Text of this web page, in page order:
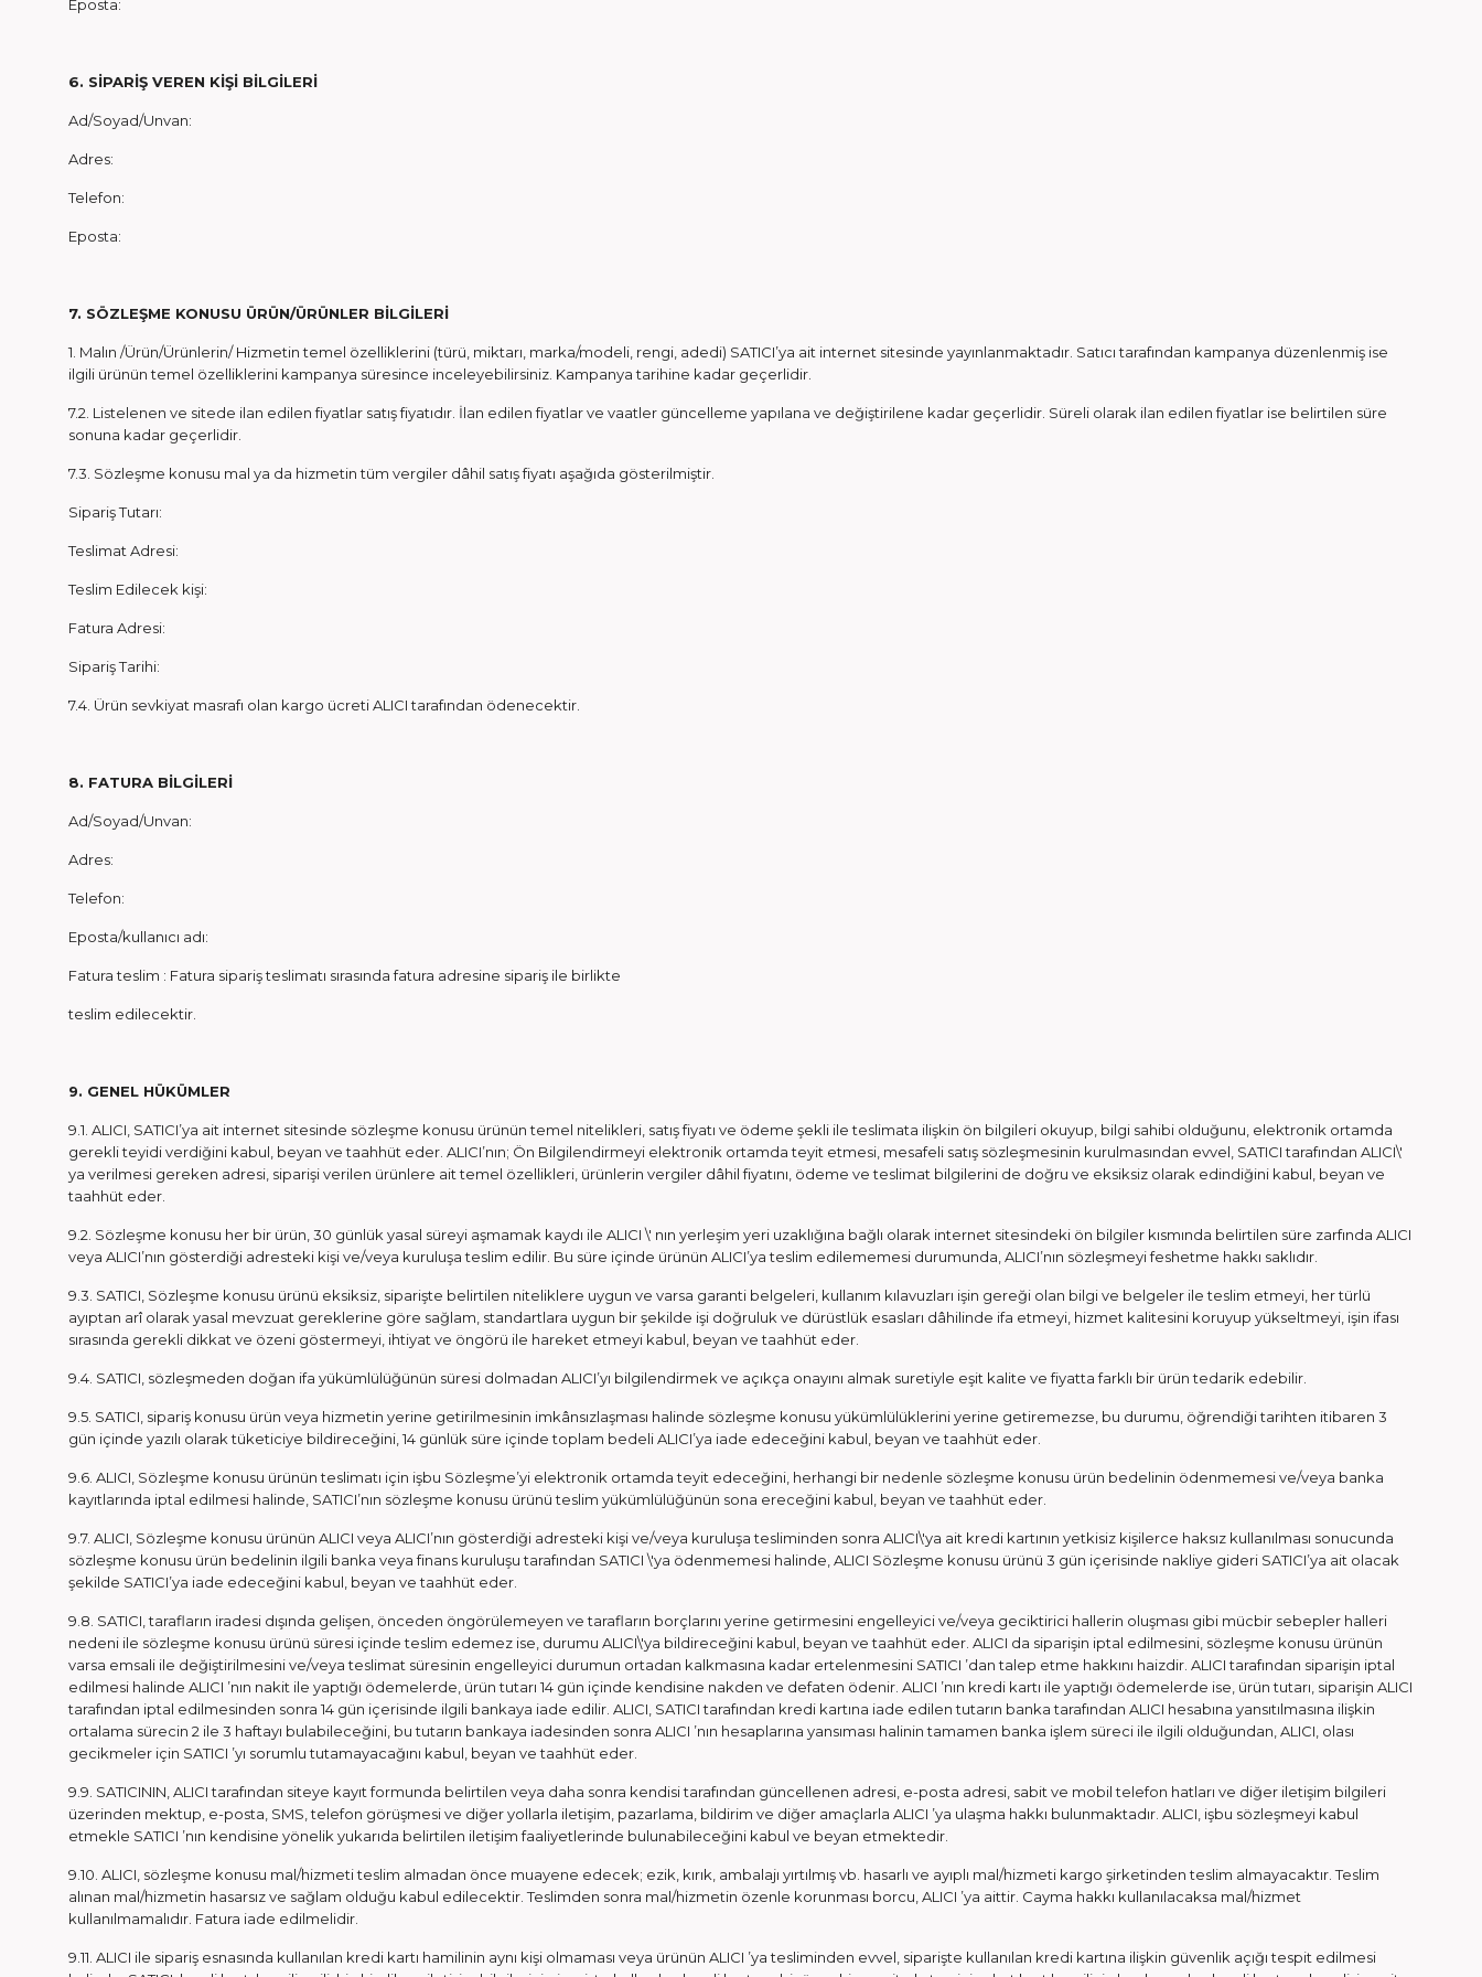
Eposta:
6. SİPARİŞ VEREN KİŞİ BİLGİLERİ
Ad/Soyad/Unvan:
Adres:
Telefon:
Eposta:
7. SÖZLEŞME KONUSU ÜRÜN/ÜRÜNLER BİLGİLERİ
1. Malın /Ürün/Ürünlerin/ Hizmetin temel özelliklerini (türü, miktarı, marka/modeli, rengi, adedi) SATICI’ya ait internet sitesinde yayınlanmaktadır. Satıcı tarafından kampanya düzenlenmiş ise
ilgili ürünün temel özelliklerini kampanya süresince inceleyebilirsiniz. Kampanya tarihine kadar geçerlidir.
7.2. Listelenen ve sitede ilan edilen fiyatlar satış fiyatıdır. İlan edilen fiyatlar ve vaatler güncelleme yapılana ve değiştirilene kadar geçerlidir. Süreli olarak ilan edilen fiyatlar ise belirtilen süre
sonuna kadar geçerlidir.
7.3. Sözleşme konusu mal ya da hizmetin tüm vergiler dâhil satış fiyatı aşağıda gösterilmiştir.
Sipariş Tutarı:
Teslimat Adresi:
Teslim Edilecek kişi:
Fatura Adresi:
Sipariş Tarihi:
7.4. Ürün sevkiyat masrafı olan kargo ücreti ALICI tarafından ödenecektir.
8. FATURA BİLGİLERİ
Ad/Soyad/Unvan:
Adres:
Telefon:
Eposta/kullanıcı adı:
Fatura teslim : Fatura sipariş teslimatı sırasında fatura adresine sipariş ile birlikte
teslim edilecektir.
9. GENEL HÜKÜMLER
9.1. ALICI, SATICI’ya ait internet sitesinde sözleşme konusu ürünün temel nitelikleri, satış fiyatı ve ödeme şekli ile teslimata ilişkin ön bilgileri okuyup, bilgi sahibi olduğunu, elektronik ortamda
gerekli teyidi verdiğini kabul, beyan ve taahhüt eder. ALICI’nın; Ön Bilgilendirmeyi elektronik ortamda teyit etmesi, mesafeli satış sözleşmesinin kurulmasından evvel, SATICI tarafından ALICI\'
ya verilmesi gereken adresi, siparişi verilen ürünlere ait temel özellikleri, ürünlerin vergiler dâhil fiyatını, ödeme ve teslimat bilgilerini de doğru ve eksiksiz olarak edindiğini kabul, beyan ve
taahhüt eder.
9.2. Sözleşme konusu her bir ürün, 30 günlük yasal süreyi aşmamak kaydı ile ALICI \' nın yerleşim yeri uzaklığına bağlı olarak internet sitesindeki ön bilgiler kısmında belirtilen süre zarfında ALICI
veya ALICI’nın gösterdiği adresteki kişi ve/veya kuruluşa teslim edilir. Bu süre içinde ürünün ALICI’ya teslim edilememesi durumunda, ALICI’nın sözleşmeyi feshetme hakkı saklıdır.
9.3. SATICI, Sözleşme konusu ürünü eksiksiz, siparişte belirtilen niteliklere uygun ve varsa garanti belgeleri, kullanım kılavuzları işin gereği olan bilgi ve belgeler ile teslim etmeyi, her türlü
ayıptan arî olarak yasal mevzuat gereklerine göre sağlam, standartlara uygun bir şekilde işi doğruluk ve dürüstlük esasları dâhilinde ifa etmeyi, hizmet kalitesini koruyup yükseltmeyi, işin ifası
sırasında gerekli dikkat ve özeni göstermeyi, ihtiyat ve öngörü ile hareket etmeyi kabul, beyan ve taahhüt eder.
9.4. SATICI, sözleşmeden doğan ifa yükümlülüğünün süresi dolmadan ALICI’yı bilgilendirmek ve açıkça onayını almak suretiyle eşit kalite ve fiyatta farklı bir ürün tedarik edebilir.
9.5. SATICI, sipariş konusu ürün veya hizmetin yerine getirilmesinin imkânsızlaşması halinde sözleşme konusu yükümlülüklerini yerine getiremezse, bu durumu, öğrendiği tarihten itibaren 3
gün içinde yazılı olarak tüketiciye bildireceğini, 14 günlük süre içinde toplam bedeli ALICI’ya iade edeceğini kabul, beyan ve taahhüt eder.
9.6. ALICI, Sözleşme konusu ürünün teslimatı için işbu Sözleşme’yi elektronik ortamda teyit edeceğini, herhangi bir nedenle sözleşme konusu ürün bedelinin ödenmemesi ve/veya banka
kayıtlarında iptal edilmesi halinde, SATICI’nın sözleşme konusu ürünü teslim yükümlülüğünün sona ereceğini kabul, beyan ve taahhüt eder.
9.7. ALICI, Sözleşme konusu ürünün ALICI veya ALICI’nın gösterdiği adresteki kişi ve/veya kuruluşa tesliminden sonra ALICI\'ya ait kredi kartının yetkisiz kişilerce haksız kullanılması sonucunda
sözleşme konusu ürün bedelinin ilgili banka veya finans kuruluşu tarafından SATICI \'ya ödenmemesi halinde, ALICI Sözleşme konusu ürünü 3 gün içerisinde nakliye gideri SATICI’ya ait olacak
şekilde SATICI’ya iade edeceğini kabul, beyan ve taahhüt eder.
9.8. SATICI, tarafların iradesi dışında gelişen, önceden öngörülemeyen ve tarafların borçlarını yerine getirmesini engelleyici ve/veya geciktirici hallerin oluşması gibi mücbir sebepler halleri
nedeni ile sözleşme konusu ürünü süresi içinde teslim edemez ise, durumu ALICI\'ya bildireceğini kabul, beyan ve taahhüt eder. ALICI da siparişin iptal edilmesini, sözleşme konusu ürünün
varsa emsali ile değiştirilmesini ve/veya teslimat süresinin engelleyici durumun ortadan kalkmasına kadar ertelenmesini SATICI ’dan talep etme hakkını haizdir. ALICI tarafından siparişin iptal
edilmesi halinde ALICI ’nın nakit ile yaptığı ödemelerde, ürün tutarı 14 gün içinde kendisine nakden ve defaten ödenir. ALICI ’nın kredi kartı ile yaptığı ödemelerde ise, ürün tutarı, siparişin ALICI
tarafından iptal edilmesinden sonra 14 gün içerisinde ilgili bankaya iade edilir. ALICI, SATICI tarafından kredi kartına iade edilen tutarın banka tarafından ALICI hesabına yansıtılmasına ilişkin
ortalama sürecin 2 ile 3 haftayı bulabileceğini, bu tutarın bankaya iadesinden sonra ALICI ’nın hesaplarına yansıması halinin tamamen banka işlem süreci ile ilgili olduğundan, ALICI, olası
gecikmeler için SATICI ’yı sorumlu tutamayacağını kabul, beyan ve taahhüt eder.
9.9. SATICININ, ALICI tarafından siteye kayıt formunda belirtilen veya daha sonra kendisi tarafından güncellenen adresi, e-posta adresi, sabit ve mobil telefon hatları ve diğer iletişim bilgileri
üzerinden mektup, e-posta, SMS, telefon görüşmesi ve diğer yollarla iletişim, pazarlama, bildirim ve diğer amaçlarla ALICI ’ya ulaşma hakkı bulunmaktadır. ALICI, işbu sözleşmeyi kabul
etmekle SATICI ’nın kendisine yönelik yukarıda belirtilen iletişim faaliyetlerinde bulunabileceğini kabul ve beyan etmektedir.
9.10. ALICI, sözleşme konusu mal/hizmeti teslim almadan önce muayene edecek; ezik, kırık, ambalajı yırtılmış vb. hasarlı ve ayıplı mal/hizmeti kargo şirketinden teslim almayacaktır. Teslim
alınan mal/hizmetin hasarsız ve sağlam olduğu kabul edilecektir. Teslimden sonra mal/hizmetin özenle korunması borcu, ALICI ’ya aittir. Cayma hakkı kullanılacaksa mal/hizmet
kullanılmamalıdır. Fatura iade edilmelidir.
9.11. ALICI ile sipariş esnasında kullanılan kredi kartı hamilinin aynı kişi olmaması veya ürünün ALICI ’ya tesliminden evvel, siparişte kullanılan kredi kartına ilişkin güvenlik açığı tespit edilmesi